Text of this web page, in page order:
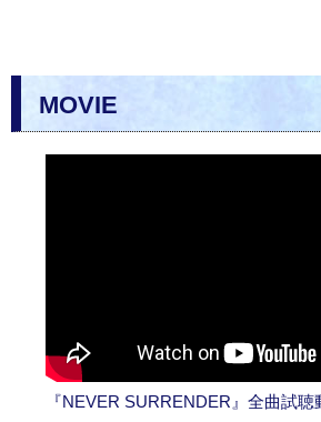
MOVIE
『NEVER SURRENDER』全曲試聴